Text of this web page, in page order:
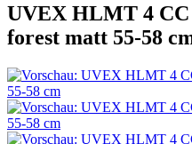
UVEX HLMT 4
forest matt 55-58